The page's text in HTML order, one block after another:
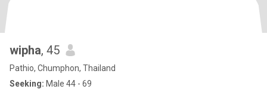
wipha, 45
Pathio, Chumphon, Thailand
Seeking: Male 44 - 69